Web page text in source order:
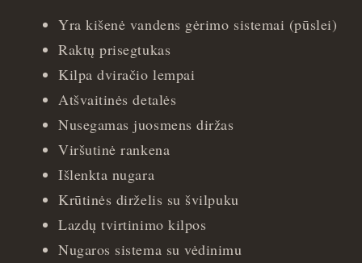
Yra kišenė vandens gėrimo sistemai (pūslei)
Raktų prisegtukas
Kilpa dviračio lempai
Atšvaitinės detalės
Nusegamas juosmens diržas
Viršutinė rankena
Išlenkta nugara
Krūtinės dirželis su švilpuku
Lazdų tvirtinimo kilpos
Nugaros sistema su vėdinimu